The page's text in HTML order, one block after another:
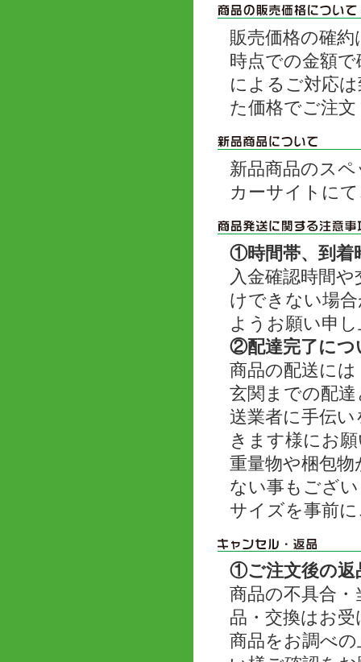
販売価格の確
時点での金額
によるご対応
た価格でご注
新品商品のス
カーサイトに
①時間帯、到着
入金確認時間
けできない場
ようお願い申
②配達完了につ
商品の配送に
玄関までの配
送業者に手伝
きます様にお
重量物や梱包
ない事もござ
サイズを事前
①ご注文後の返
商品の不具合
品・交換はお
商品をお調べ